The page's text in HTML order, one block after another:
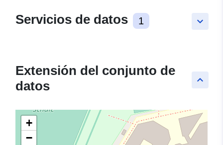
keyboard_arrow_down
Servicios de datos 1
keyboard_arrow_up
Extensión del conjunto de
datos
+
−